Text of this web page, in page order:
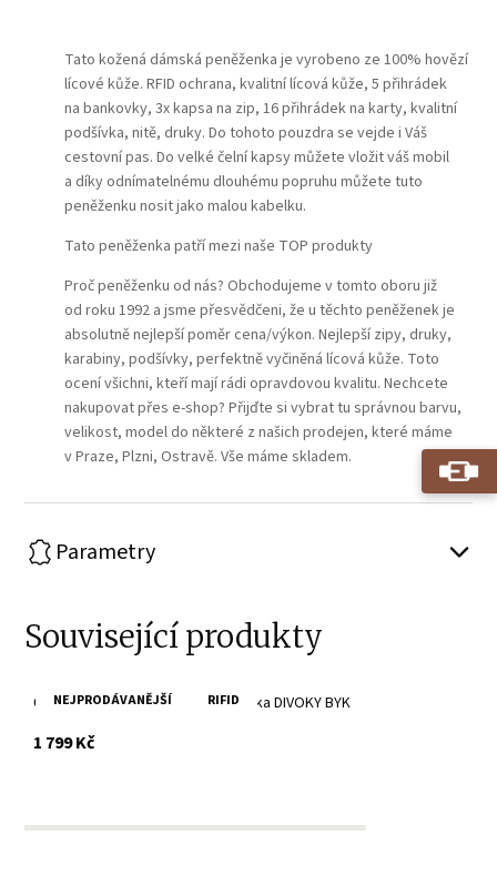
Play
Tato kožená dámská peněženka je vyrobeno ze 100% hovězí
lícové kůže. RFID ochrana, kvalitní lícová kůže, 5 přihrádek
na bankovky, 3x kapsa na zip, 16 přihrádek na karty, kvalitní
podšívka, nitě, druky. Do tohoto pouzdra se vejde i Váš
cestovní pas. Do velké čelní kapsy můžete vložit váš mobil
a díky odnímatelnému dlouhému popruhu můžete tuto
peněženku nosit jako malou kabelku.
Tato peněženka patří mezi naše TOP produkty
Proč peněženku od nás? Obchodujeme v tomto oboru již
od roku 1992 a jsme přesvědčeni, že u těchto peněženek je
absolutně nejlepší poměr cena/výkon. Nejlepší zipy, druky,
karabiny, podšívky, perfektně vyčiněná lícová kůže. Toto
ocení všichni, kteří mají rádi opravdovou kvalitu. Nechcete
nakupovat přes e-shop? Přijďte si vybrat tu správnou barvu,
velikost, model do některé z našich prodejen, které máme
v Praze, Plzni, Ostravě. Vše máme skladem.
Parametry
Související produkty
NEJPRODÁVANĚJŠÍ RIFID
Červená dámská kožená peněženka DIVOKY BYK
1 799 Kčs DPH